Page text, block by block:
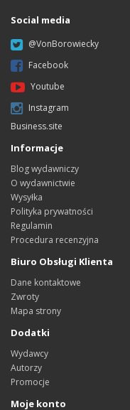
Social media
@VonBorowiecky
Facebook
Youtube
Instagram
Business.site
Informacje
Blog wydawniczy
O wydawnictwie
Wysyłka
Polityka prywatności
Regulamin
Procedura recenzyjna
Biuro Obsługi Klienta
Dane kontaktowe
Zwroty
Mapa strony
Dodatki
Wydawcy
Autorzy
Promocje
Moje konto